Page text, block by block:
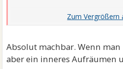
Das ist richtig. Das sollte alle
Affären.
Absolut machbar. Wenn
aber ein inneres Aufräumen